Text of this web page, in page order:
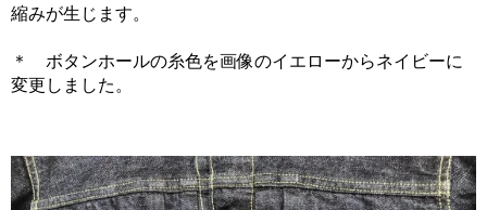
縮みが生じます。
＊ ボタンホールの糸色を画像のイエローからネイビーに
変更しました。